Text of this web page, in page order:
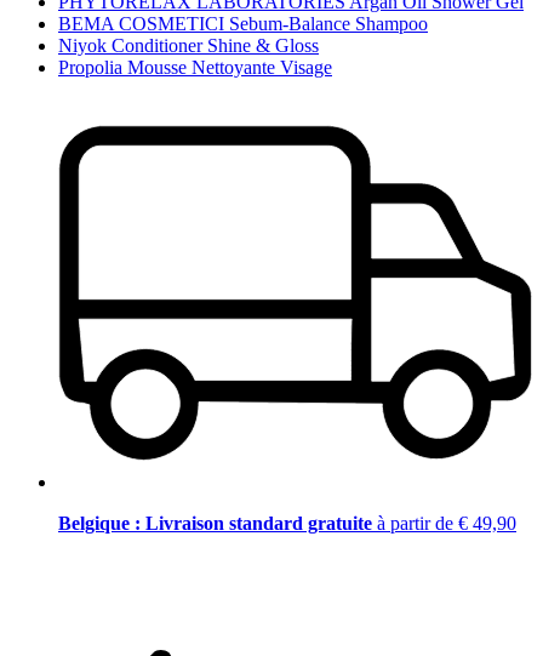
BEMA COSMETICI Sebum-Balance Shampoo
Niyok Conditioner Shine & Gloss
Propolia Mousse Nettoyante Visage
Belgique : Livraison standard gratuite à partir de € 49,90